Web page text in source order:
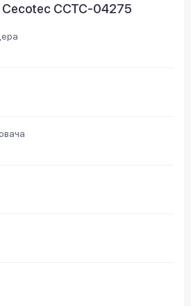
CCTC-04275